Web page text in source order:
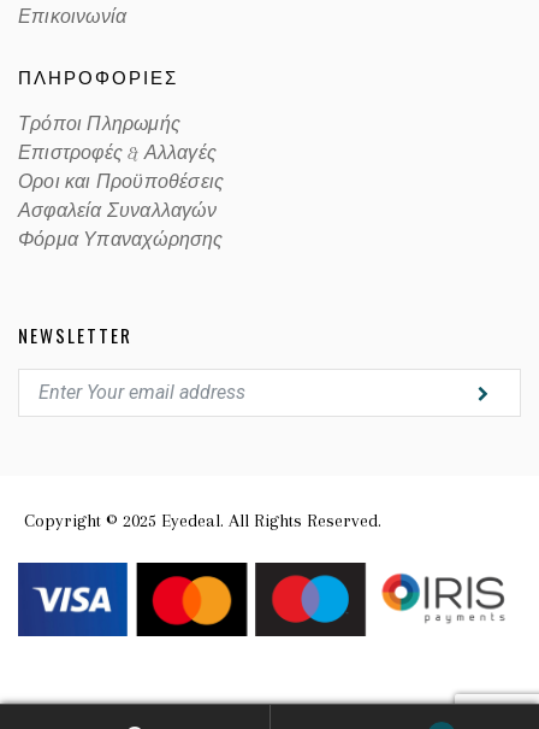
Επικοινωνία
ΠΛΗΡΟΦΟΡΙΕΣ
Τρόποι Πληρωμής
Επιστροφές & Αλλαγές
Οροι και Προϋποθέσεις
Ασφαλεία Συναλλαγών
Φόρμα Υπαναχώρησης
NEWSLETTER
Copyright © 2025 Eyedeal. All Rights Reserved.